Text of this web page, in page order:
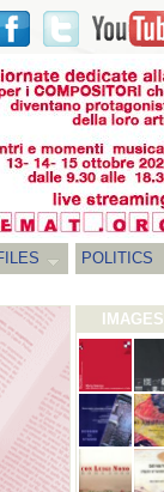
POLITICS
IMAGES